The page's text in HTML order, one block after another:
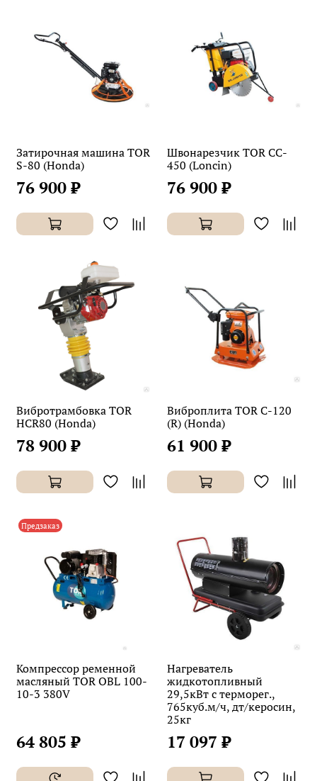
Затирочная машина TOR
S-80 (Honda)
76 900 ₽
Швонарезчик TOR CC-
450 (Loncin)
76 900 ₽
Вибротрамбовка TOR
HCR80 (Honda)
78 900 ₽
Виброплита TOR C-120
(R) (Honda)
61 900 ₽
Предзаказ
Компрессор ременной
масляный TOR OBL 100-
10-3 380V
64 805 ₽
Нагреватель
жидкотопливный
29,5кВт с терморег.,
765куб.м/ч, дт/керосин,
25кг
17 097 ₽